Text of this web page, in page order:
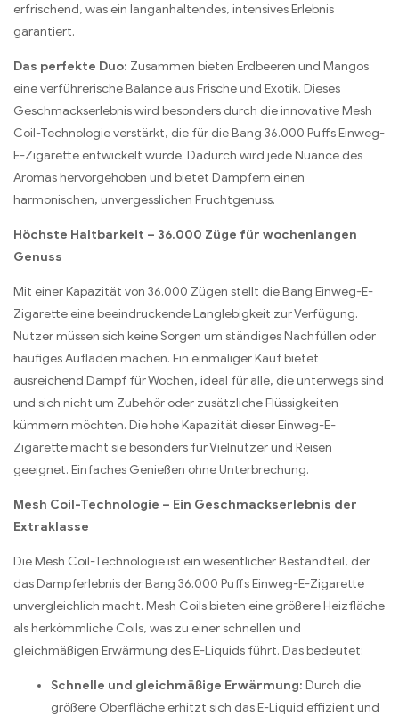
erfrischend, was ein langanhaltendes, intensives Erlebnis
garantiert.
Das perfekte Duo: Zusammen bieten Erdbeeren und Mangos
eine verführerische Balance aus Frische und Exotik. Dieses
Geschmackserlebnis wird besonders durch die innovative Mesh
Coil-Technologie verstärkt, die für die Bang 36.000 Puffs Einweg-
E-Zigarette entwickelt wurde. Dadurch wird jede Nuance des
Aromas hervorgehoben und bietet Dampfern einen
harmonischen, unvergesslichen Fruchtgenuss.
Höchste Haltbarkeit – 36.000 Züge für wochenlangen
Genuss
Mit einer Kapazität von 36.000 Zügen stellt die Bang Einweg-E-
Zigarette eine beeindruckende Langlebigkeit zur Verfügung.
Nutzer müssen sich keine Sorgen um ständiges Nachfüllen oder
häufiges Aufladen machen. Ein einmaliger Kauf bietet
ausreichend Dampf für Wochen, ideal für alle, die unterwegs sind
und sich nicht um Zubehör oder zusätzliche Flüssigkeiten
kümmern möchten. Die hohe Kapazität dieser Einweg-E-
Zigarette macht sie besonders für Vielnutzer und Reisen
geeignet. Einfaches Genießen ohne Unterbrechung.
Mesh Coil-Technologie – Ein Geschmackserlebnis der
Extraklasse
Die Mesh Coil-Technologie ist ein wesentlicher Bestandteil, der
das Dampferlebnis der Bang 36.000 Puffs Einweg-E-Zigarette
unvergleichlich macht. Mesh Coils bieten eine größere Heizfläche
als herkömmliche Coils, was zu einer schnellen und
gleichmäßigen Erwärmung des E-Liquids führt. Das bedeutet:
Schnelle und gleichmäßige Erwärmung: Durch die
größere Oberfläche erhitzt sich das E-Liquid effizient und